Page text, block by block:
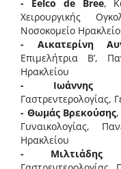
- Eelco de Bree,
Χειρουργικής
Νοσοκομείο
- Αικατερίνη
Επιμελήτρια Β’,
Ηρακλείου
- Ιωάννης
Γαστρεντερολογίας,
- Θωμάς Βρεκούσης
Γυναικολογίας,
Ηρακλείου
- Μιλτιάδης